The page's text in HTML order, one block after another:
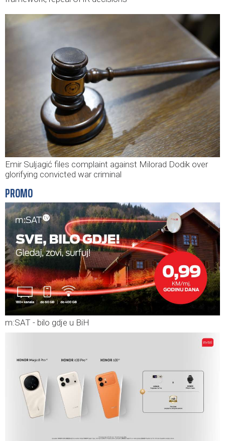
Emir Suljagić files complaint against Milorad Dodik over
glorifying convicted war criminal
PROMO
m:SAT - bilo gdje u BiH